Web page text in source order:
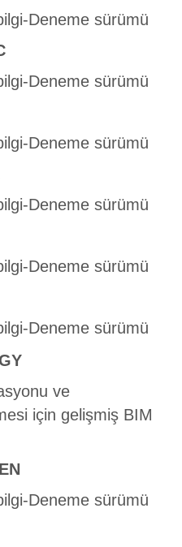
-Deneme sürümü
-Deneme sürümü
-Deneme sürümü
-Deneme sürümü
-Deneme sürümü
-Deneme sürümü
ve
için gelişmiş BIM
-Deneme sürümü